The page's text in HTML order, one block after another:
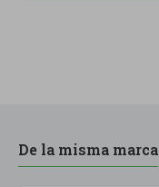
De la misma marca